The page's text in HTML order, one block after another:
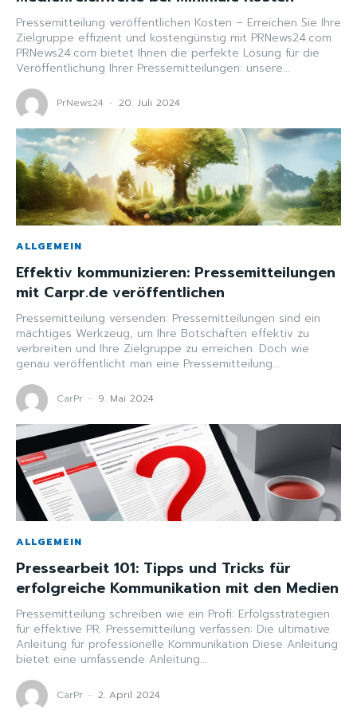
Pressemitteilung veröffentlichen Kosten – Erreichen Sie Ihre
Zielgruppe effizient und kostengünstig mit PRNews24.com
PRNews24.com bietet Ihnen die perfekte Lösung für die
Veröffentlichung Ihrer Pressemitteilungen: unsere...
PrNews24 - 20. Juli 2024
ALLGEMEIN
Effektiv kommunizieren: Pressemitteilungen
mit Carpr.de veröffentlichen
Pressemitteilung versenden: Pressemitteilungen sind ein
mächtiges Werkzeug, um Ihre Botschaften effektiv zu
verbreiten und Ihre Zielgruppe zu erreichen. Doch wie
genau veröffentlicht man eine Pressemitteilung...
CarPr - 9. Mai 2024
ALLGEMEIN
Pressearbeit 101: Tipps und Tricks für
erfolgreiche Kommunikation mit den Medien
Pressemitteilung schreiben wie ein Profi: Erfolgsstrategien
für effektive PR. Pressemitteilung verfassen: Die ultimative
Anleitung für professionelle Kommunikation Diese Anleitung
bietet eine umfassende Anleitung...
CarPr - 2. April 2024